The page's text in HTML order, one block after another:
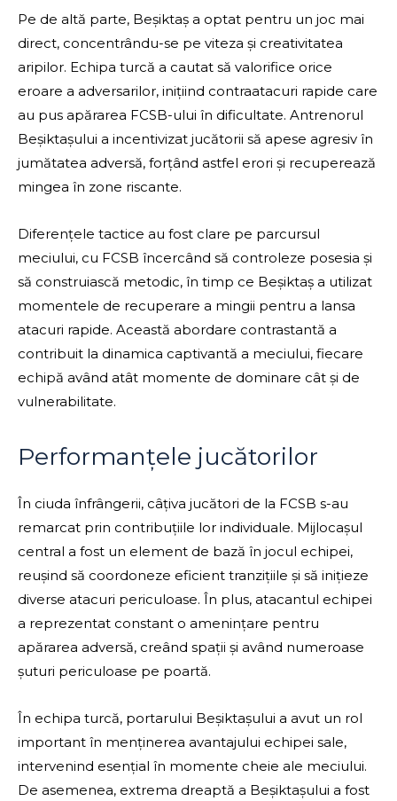
Pe de altă parte, Beșiktaș a optat pentru un joc mai
direct, concentrându-se pe viteza și creativitatea
aripilor. Echipa turcă a cautat să valorifice orice
eroare a adversarilor, inițiind contraatacuri rapide care
au pus apărarea FCSB-ului în dificultate. Antrenorul
Beșiktașului a incentivizat jucătorii să apese agresiv în
jumătatea adversă, forțând astfel erori și recuperează
mingea în zone riscante.
Diferențele tactice au fost clare pe parcursul
meciului, cu FCSB încercând să controleze posesia și
să construiască metodic, în timp ce Beșiktaș a utilizat
momentele de recuperare a mingii pentru a lansa
atacuri rapide. Această abordare contrastantă a
contribuit la dinamica captivantă a meciului, fiecare
echipă având atât momente de dominare cât și de
vulnerabilitate.
Performanțele jucătorilor
În ciuda înfrângerii, câțiva jucători de la FCSB s-au
remarcat prin contribuțiile lor individuale. Mijlocașul
central a fost un element de bază în jocul echipei,
reușind să coordoneze eficient tranzițiile și să inițieze
diverse atacuri periculoase. În plus, atacantul echipei
a reprezentat constant o amenințare pentru
apărarea adversă, creând spații și având numeroase
șuturi periculoase pe poartă.
În echipa turcă, portarului Beșiktașului a avut un rol
important în menținerea avantajului echipei sale,
intervenind esențial în momente cheie ale meciului.
De asemenea, extrema dreaptă a Beșiktașului a fost